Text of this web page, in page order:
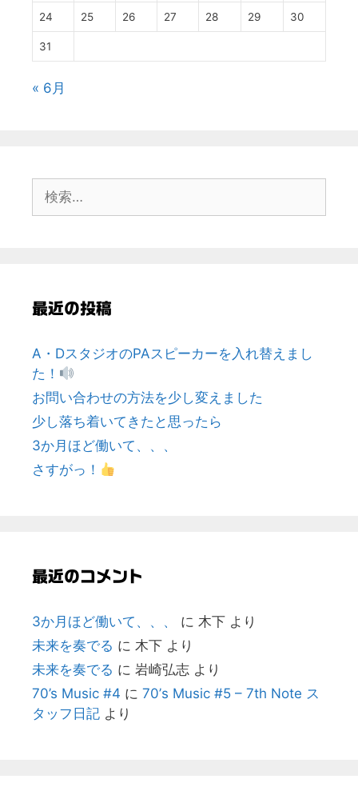
24 25 26 27 28 29 30
31
« 6月
索:
最近の投稿
A・DスタジオのPAスピーカーを入れ替えまし
た！
お問い合わせの方法を少し変えました
少し落ち着いてきたと思ったら
3か月ほど働いて、、、
さすがっ！
最近のコメント
3か月ほど働いて、、、 に 木下 より
未来を奏でる に 木下 より
未来を奏でる に 岩崎弘志 より
70’s Music #4 に 70’s Music #5 – 7th Note ス
タッフ日記 より